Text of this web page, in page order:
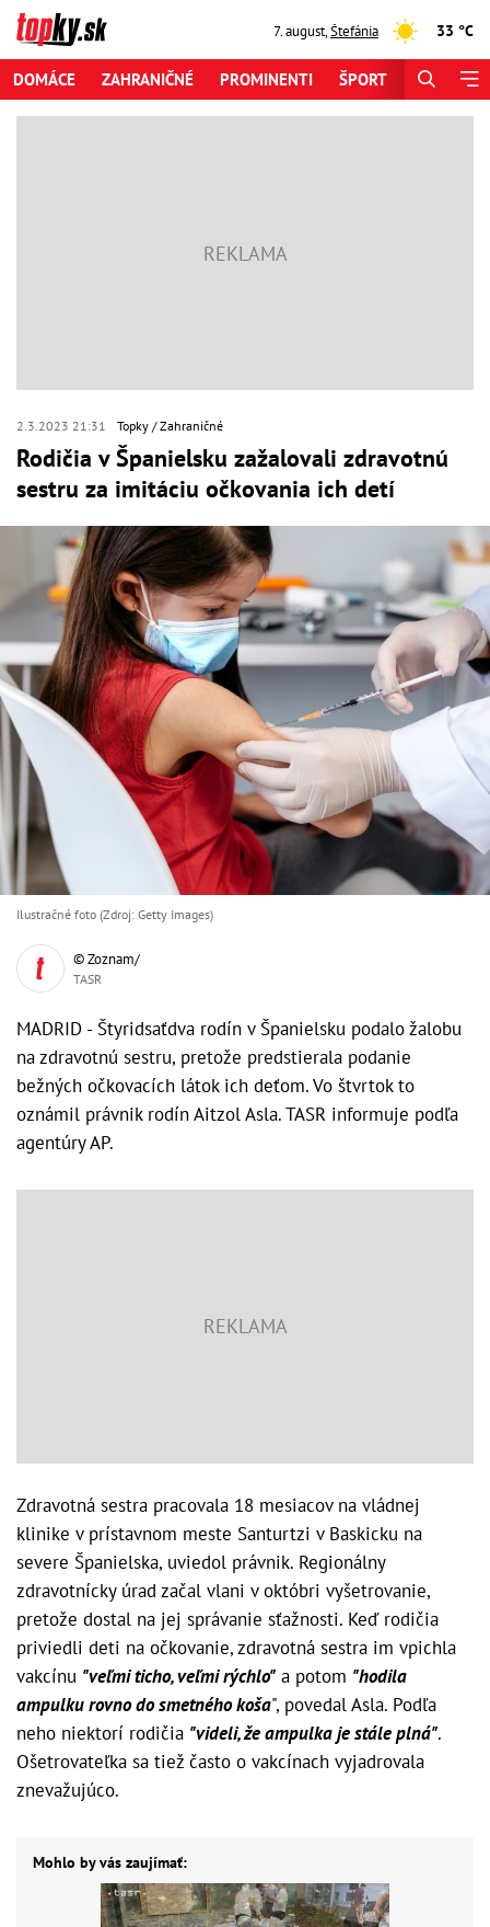
7. august,Štefánia 33 °C
DOMÁCE ZAHRANIČNÉ PROMINENTI ŠPORT
2.3.2023 21:31 Topky Zahraničné
Rodičia v Španielsku zažalovali zdravotnú
sestru za imitáciu očkovania ich detí
Ilustračné foto (Zdroj: Getty Images)
© Zoznam/
TASR
MADRID - Štyridsaťdva rodín v Španielsku podalo žalobu
na zdravotnú sestru, pretože predstierala podanie
bežných očkovacích látok ich deťom. Vo štvrtok to
oznámil právnik rodín Aitzol Asla. TASR informuje podľa
agentúry AP.
Zdravotná sestra pracovala 18 mesiacov na vládnej
klinike v prístavnom meste Santurtzi v Baskicku na
severe Španielska, uviedol právnik. Regionálny
zdravotnícky úrad začal vlani v októbri vyšetrovanie,
pretože dostal na jej správanie sťažnosti. Keď rodičia
priviedli deti na očkovanie, zdravotná sestra im vpichla
vakcínu "veľmi ticho, veľmi rýchlo" a potom "hodila
ampulku rovno do smetného koša", povedal Asla. Podľa
neho niektorí rodičia "videli, že ampulka je stále plná".
Ošetrovateľka sa tiež často o vakcínach vyjadrovala
znevažujúco.
Mohlo by vás zaujímať: